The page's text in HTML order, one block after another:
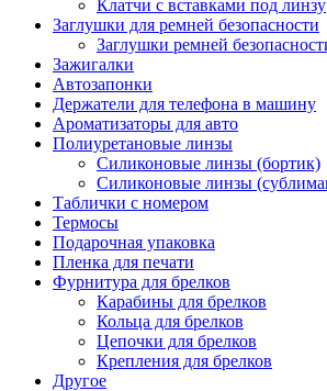
Клатчи с вставками под линзу
Заглушки для ремней безопасности
Заглушки ремней
Зажигалки
Автозапонки
Держатели для телефона в машину
Ароматизаторы для авто
Полиуретановые линзы
Силиконовые линзы (бортик)
Силиконовые линзы
Таблички с номером
Термосы
Подарочная упаковка
Пленка для печати
Фурнитура для брелков
Карабины для брелков
Кольца для брелков
Цепочки для брелков
Крепления для брелков
Другое